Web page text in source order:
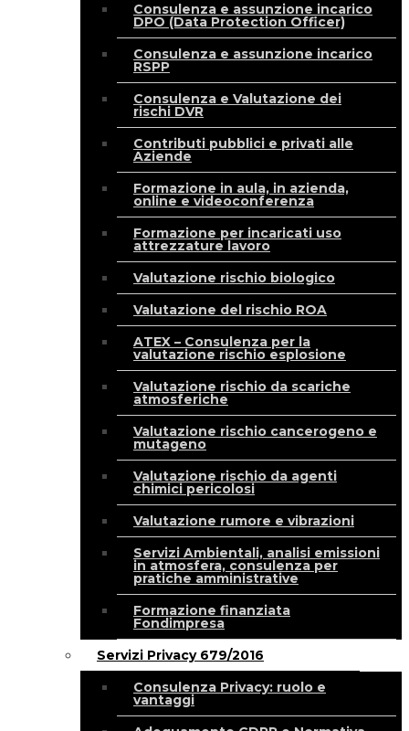
Consulenza e assunzione incarico
DPO (Data Protection Officer)
Consulenza e assunzione incarico
RSPP
Consulenza e Valutazione dei
rischi DVR
Contributi pubblici e privati alle
Aziende
Formazione in aula, in azienda,
online e videoconferenza
Formazione per incaricati uso
attrezzature lavoro
Valutazione rischio biologico
Valutazione del rischio ROA
ATEX – Consulenza per la
valutazione rischio esplosione
Valutazione rischio da scariche
atmosferiche
Valutazione rischio cancerogeno e
mutageno
Valutazione rischio da agenti
chimici pericolosi
Valutazione rumore e vibrazioni
Servizi Ambientali, analisi emissioni
in atmosfera, consulenza per
pratiche amministrative
Formazione finanziata
Fondimpresa
Servizi Privacy 679/2016
Consulenza Privacy: ruolo e
vantaggi